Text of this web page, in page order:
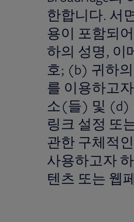
한합니다. 서
용이 포함되
하의 성명, 이
호; (b) 귀하
를 이용하고
소(들) 및 (d)
링크 설정 또
관한 구체적
사용하고자
텐츠 또는 웹